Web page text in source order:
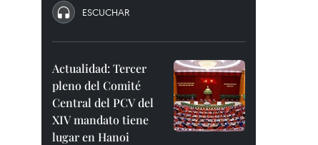
ESCUCHAR
Actualidad: Tercer
pleno del Comité
Central del PCV del
XIV mandato tiene
lugar en Hanoi